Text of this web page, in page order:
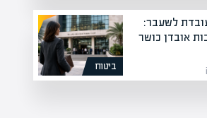
ביטוח
לשעבר:
אובדן כושר